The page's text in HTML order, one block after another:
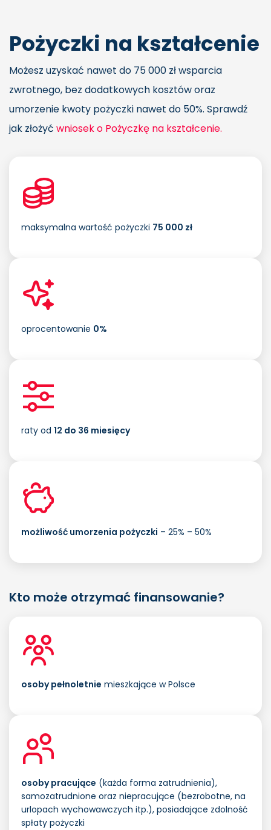
Pożyczki na kształcenie
Możesz uzyskać nawet do 75 000 zł wsparcia
zwrotnego, bez dodatkowych kosztów oraz
umorzenie kwoty pożyczki nawet do 50%. Sprawdź
jak złożyć wniosek o Pożyczkę na kształcenie.
maksymalna wartość pożyczki 75 000 zł
oprocentowanie 0%
raty od 12 do 36 miesięcy
możliwość umorzenia pożyczki – 25% – 50%
Kto może otrzymać finansowanie?
osoby pełnoletnie mieszkające w Polsce
osoby pracujące (każda forma zatrudnienia),
samozatrudnione oraz niepracujące (bezrobotne, na
urlopach wychowawczych itp.), posiadające zdolność
spłaty pożyczki